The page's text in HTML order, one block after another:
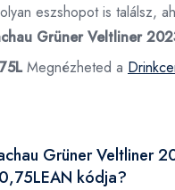
eszshopot is találsz,
Grüner Veltliner
Megnézheted a
Grüner Veltliner
kódja?